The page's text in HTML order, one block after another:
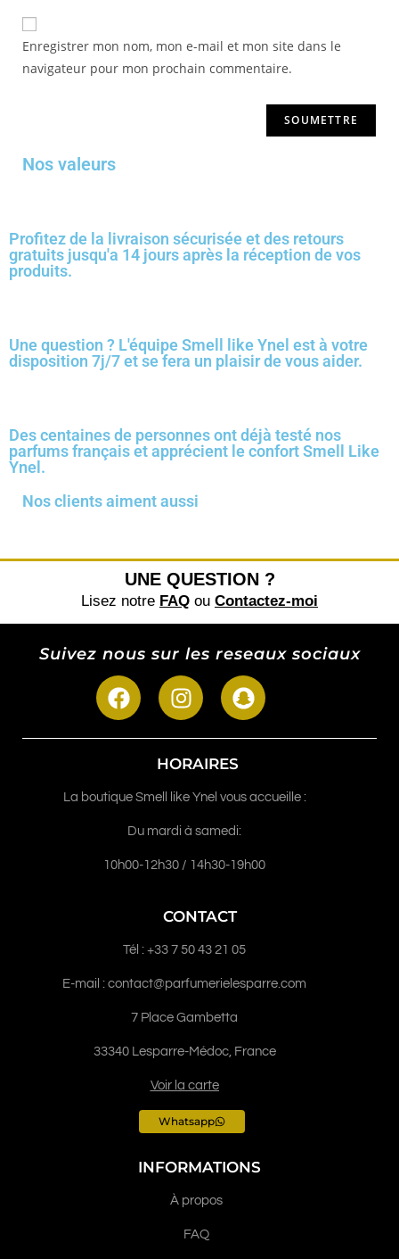
Enregistrer mon nom, mon e-mail et mon site dans le
navigateur pour mon prochain commentaire.
Nos valeurs
Profitez de la livraison sécurisée et des retours
gratuits jusqu'a 14 jours après la réception de vos
produits.
Une question ? L'équipe Smell like Ynel est à votre
disposition 7j/7 et se fera un plaisir de vous aider.
Des centaines de personnes ont déjà testé nos
parfums français et apprécient le confort Smell Like
Ynel.
Nos clients aiment aussi
UNE QUESTION ?
Lisez notre FAQ ou Contactez-moi
Suivez nous sur les reseaux sociaux
INFORMATIONS
À propos
FAQ
CONTACT
Tél : +33 7 50 43 21 05
E-mail : contact@parfumerielesparre.com
7 Place Gambetta
33340 Lesparre-Médoc, France
Voir la carte
Whatsapp
HORAIRES
La boutique Smell like Ynel vous accueille :
Du mardi à samedi:
10h00-12h30 / 14h30-19h00